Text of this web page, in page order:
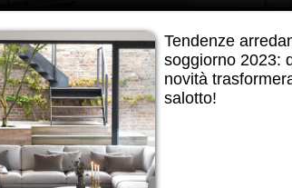
Tendenze
soggiorno 2023:
novità
salotto!